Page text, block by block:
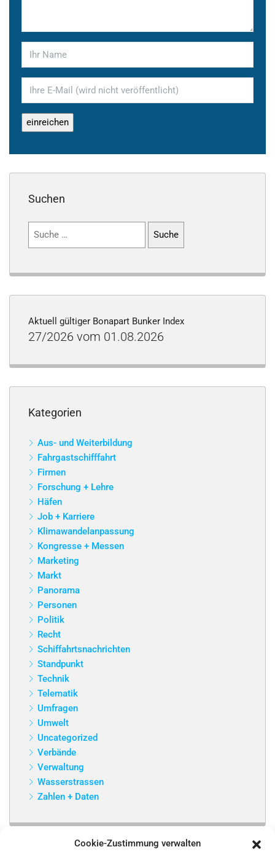
Cookie-Zustimmung verwalten
Suchen
Suchen
Aktuell gültiger Bonapart Bunker Index
27/2026 vom 01.08.2026
Kategorien
Aus- und Weiterbildung
Fahrgastschifffahrt
Firmen
Forschung + Lehre
Häfen
Job + Karriere
Klimawandelanpassung
Kongresse + Messen
Marketing
Markt
Panorama
Personen
Politik
Recht
Schiffahrtsnachrichten
Standpunkt
Technik
Telematik
Umfragen
Umwelt
Uncategorized
Verbände
Verwaltung
Wasserstrassen
Zahlen + Daten